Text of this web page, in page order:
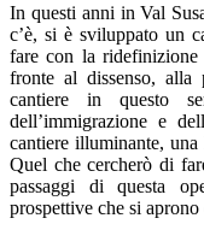
In questi anni in Val
c’è, si è sviluppato un
fare con la
fronte al dissenso, alla
cantiere in questo
dell’immigrazione e
cantiere illuminante,
Quel che cercherò di
passaggi di questa
prospettive che si